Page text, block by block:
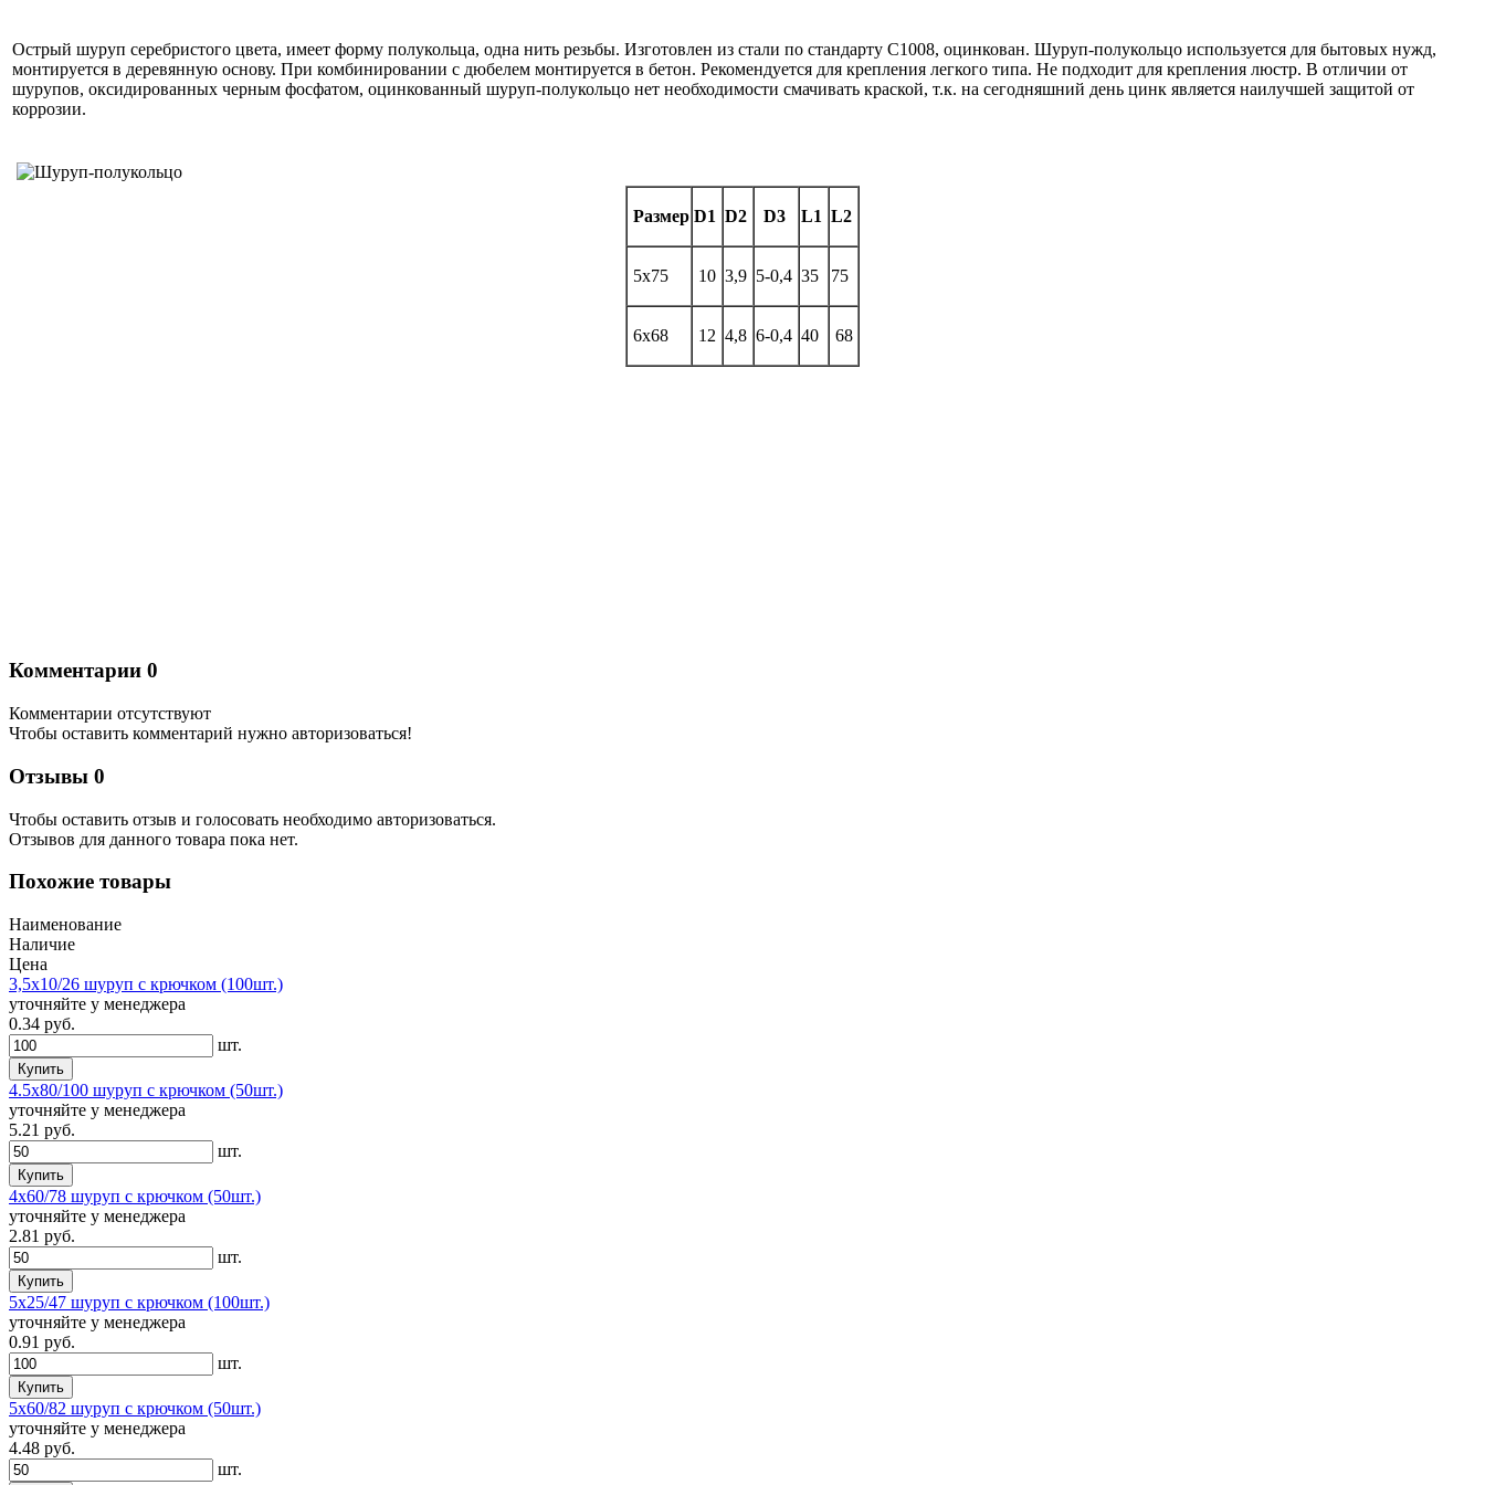
Острый шуруп серебристого цвета, имеет форму полукольца, одна нить резьбы. Изготовлен из стали по стандарту С1008, оцинкован. Шуруп-полукольцо используется для бытовых нужд,
монтируется в деревянную основу. При комбинировании с дюбелем монтируется в бетон. Рекомендуется для крепления легкого типа. Не подходит для крепления люстр. В отличии от
шурупов, оксидированных черным фосфатом, оцинкованный шуруп-полукольцо нет необходимости смачивать краской, т.к. на сегодняшний день цинк является наилучшей защитой от
коррозии.
Размер D1 D2 D3 L1 L2
5х75 10 3,9 5-0,4 35 75
6х68 12 4,8 6-0,4 40 68
Комментарии 0
Комментарии отсутствуют
Чтобы оставить комментарий нужно авторизоваться!
Отзывы 0
Чтобы оcтавить отзыв и голосовать необходимо авторизоваться.
Отзывов для данного товара пока нет.
Похожие товары
Наименование
Наличие
Цена
3,5х10/26 шуруп с крючком (100шт.)
уточняйте у менеджера
0.34 руб.
шт.
Купить
4.5х80/100 шуруп с крючком (50шт.)
уточняйте у менеджера
5.21 руб.
шт.
Купить
4х60/78 шуруп с крючком (50шт.)
уточняйте у менеджера
2.81 руб.
шт.
Купить
5х25/47 шуруп с крючком (100шт.)
уточняйте у менеджера
0.91 руб.
шт.
Купить
5х60/82 шуруп с крючком (50шт.)
уточняйте у менеджера
4.48 руб.
шт.